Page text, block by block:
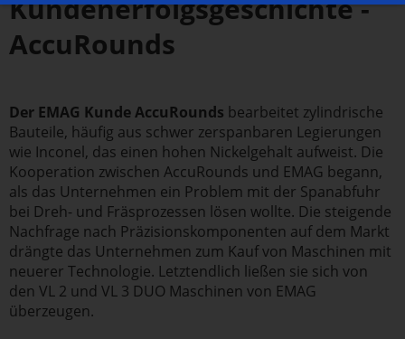
Kundenerfolgsgeschichte -
AccuRounds
Der EMAG Kunde AccuRounds bearbeitet zylindrische
Bauteile, häufig aus schwer zerspanbaren Legierungen
wie Inconel, das einen hohen Nickelgehalt aufweist. Die
Kooperation zwischen AccuRounds und EMAG begann,
als das Unternehmen ein Problem mit der Spanabfuhr
bei Dreh- und Fräsprozessen lösen wollte. Die steigende
Nachfrage nach Präzisionskomponenten auf dem Markt
drängte das Unternehmen zum Kauf von Maschinen mit
neuerer Technologie. Letztendlich ließen sie sich von
den VL 2 und VL 3 DUO Maschinen von EMAG
überzeugen.